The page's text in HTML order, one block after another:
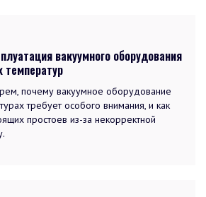
вакуумного оборудования
температур
почему вакуумное оборудование
требует особого внимания, и как
простоев из-за некорректной